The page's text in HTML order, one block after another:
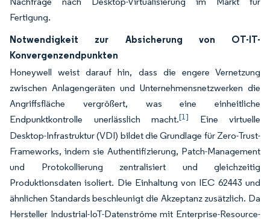
Fertigung.
Notwendigkeit zur Absicherung von OT-IT-
Konvergenzendpunkten
Honeywell weist darauf hin, dass die engere Vernetzung
zwischen Anlagengeräten und Unternehmensnetzwerken die
Angriffsfläche vergrößert, was eine einheitliche
Endpunktkontrolle unerlässlich macht.[1]
Eine virtuelle
Desktop-Infrastruktur (VDI) bildet die Grundlage für Zero-Trust-
Frameworks, indem sie Authentifizierung, Patch-Management
und Protokollierung zentralisiert und gleichzeitig
Produktionsdaten isoliert. Die Einhaltung von IEC 62443 und
ähnlichen Standards beschleunigt die Akzeptanz zusätzlich. Da
Hersteller Industrial-IoT-Datenströme mit Enterprise-Resource-